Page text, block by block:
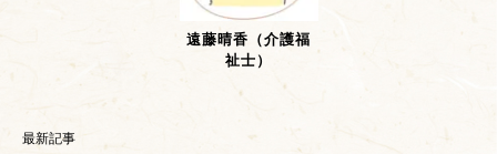
遠藤晴香（介護福
祉士）
最新記事